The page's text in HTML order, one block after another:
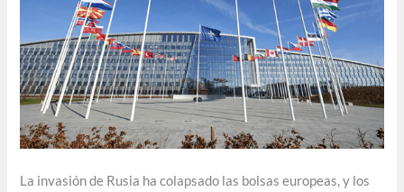
La invasión de Rusia ha colapsado las bolsas europeas, y los